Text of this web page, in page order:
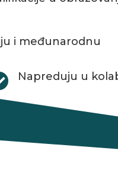
i međunarodnu
Napreduju u